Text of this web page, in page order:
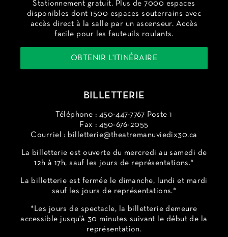
Stationnement gratuit. Plus de 7000 espaces
disponibles dont 1500 espaces souterrains avec
accès direct à la salle par un ascenseur. Accès
facile pour les fauteuils roulants.
OBTENIR L'ITINÉRAIRE
BILLETTERIE
Téléphone : 450-447-7767 Poste 1
Fax : 450-676-2055
Courriel : billetterie@theatremanuviedix30.ca
La billetterie est ouverte du mercredi au samedi de
12h à 17h, sauf les jours de représentations.*
La billetterie est fermée le dimanche, lundi et mardi
sauf les jours de représentations.*
*Les jours de spectacle, la billetterie demeure
accessible jusqu'à 30 minutes suivant le début de la
représentation.